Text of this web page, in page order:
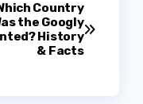
Country
the Googly
History
& Facts